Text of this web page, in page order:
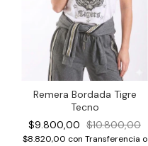
Remera Bordada Tigre
Tecno
$9.800,00 $10.800,00
$8.820,00 con Transferencia o